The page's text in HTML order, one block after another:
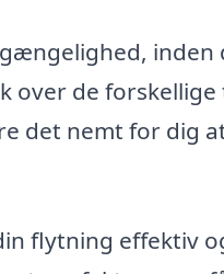
over de
det nemt for dig
flytning effektiv